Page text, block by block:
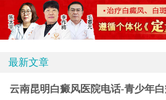
最新文章
云南昆明白癜风医院电话-青少年